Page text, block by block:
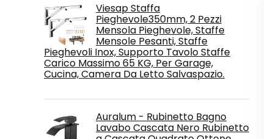
Viesap Staffa
Pieghevole350mm, 2 Pezzi
Mensola Pieghevole, Staffe
Mensole Pesanti, Staffe
Pieghevoli Inox, Supporto Tavolo Staffe
Carico Massimo 65 KG, Per Garage,
Cucina, Camera Da Letto Salvaspazio.
Auralum - Rubinetto Bagno
Lavabo Cascata Nero Rubinetto